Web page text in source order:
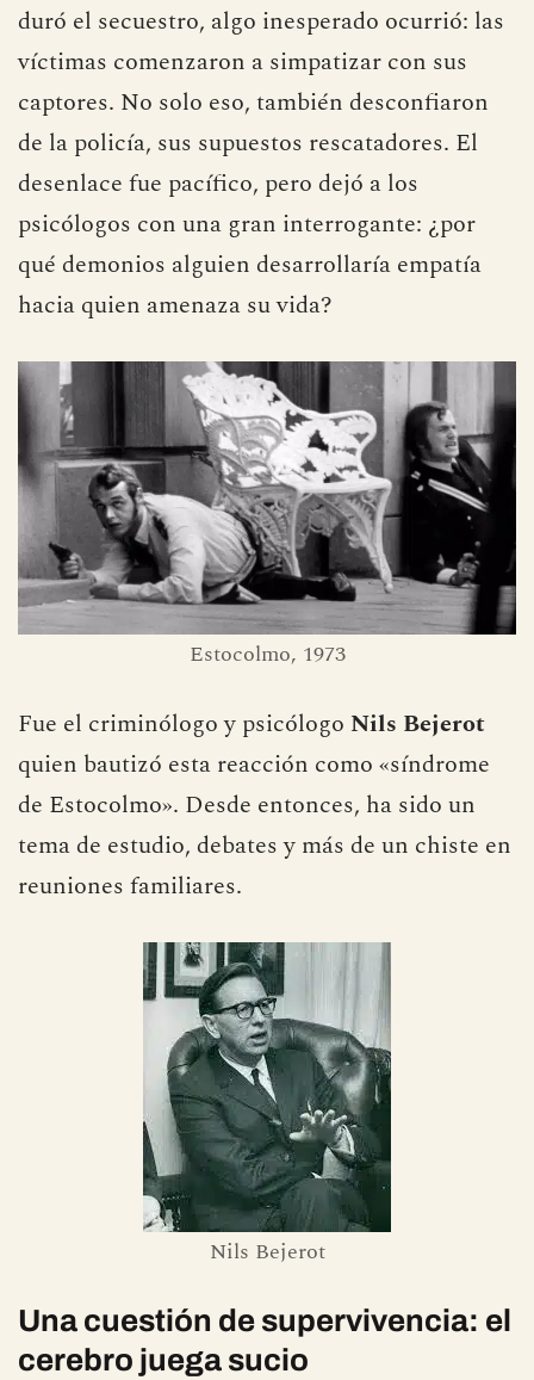
duró el secuestro, algo inesperado ocurrió: las
víctimas comenzaron a simpatizar con sus
captores. No solo eso, también desconfiaron
de la policía, sus supuestos rescatadores. El
desenlace fue pacífico, pero dejó a los
psicólogos con una gran interrogante: ¿por
qué demonios alguien desarrollaría empatía
hacia quien amenaza su vida?
Estocolmo, 1973
Fue el criminólogo y psicólogo Nils Bejerot
quien bautizó esta reacción como «síndrome
de Estocolmo». Desde entonces, ha sido un
tema de estudio, debates y más de un chiste en
reuniones familiares.
Nils Bejerot
Una cuestión de supervivencia: el
cerebro juega sucio